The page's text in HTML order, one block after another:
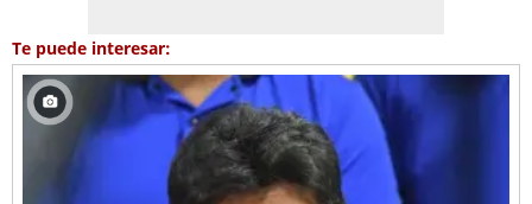
Te puede interesar: